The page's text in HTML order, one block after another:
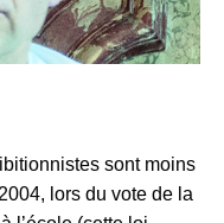
sont moins
lors du vote de la